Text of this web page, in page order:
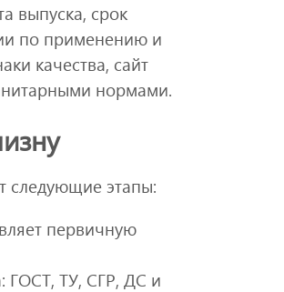
выпуска, срок
по применению и
качества, сайт
нормами.
следующие этапы:
первичную
ГОСТ, ТУ, СГР, ДС и